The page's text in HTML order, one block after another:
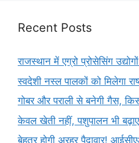
Recent Posts
राजस्थान में एग्रो प्रोसेसिंग
स्वदेशी नस्ल पालकों को मिलेगा
गोबर और पराली से बनेगी गैस,
केवल खेती नहीं, पशुपालन भी
बेहतर होगी अरहर पैदावार!